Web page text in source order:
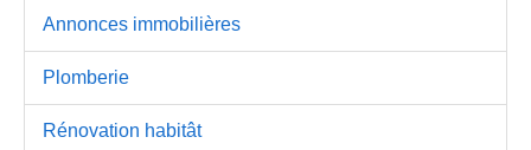
Annonces immobilières
Plomberie
Rénovation habitât